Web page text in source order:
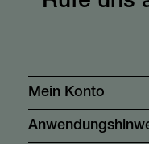
Mein Konto